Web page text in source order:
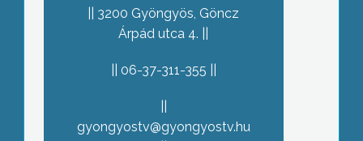
3200 Gyöngyös, Göncz
Árpád utca 4.
06-37-311-355
gyongyostv@gyongyostv.hu